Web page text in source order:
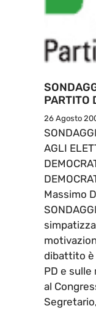
PARTITO
26 Agosto
AGLI
Massimo
dibattito è
PD e sulle
al